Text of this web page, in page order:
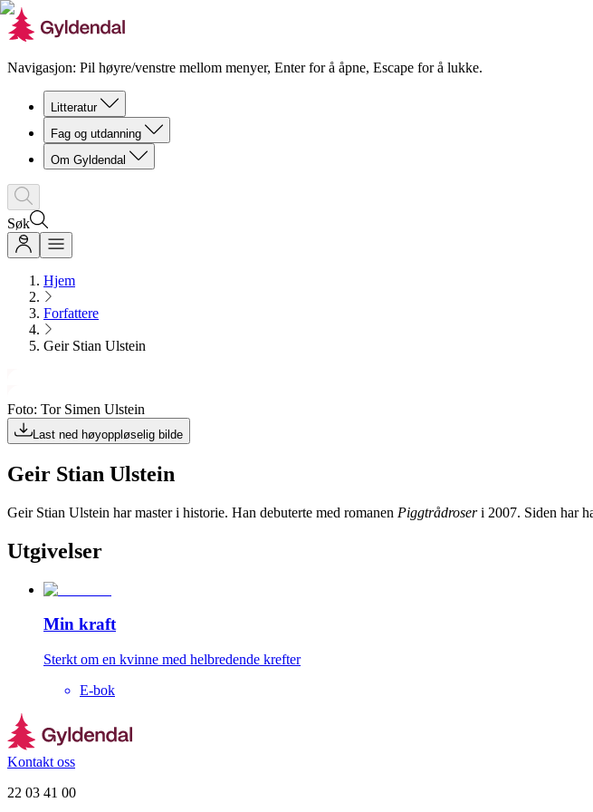
Navigasjon: Pil høyre/venstre mellom menyer, Enter for å åpne, Escape for å lukke.
Litteratur
Fag og utdanning
Om Gyldendal
Søk
Hjem
Forfattere
Geir Stian Ulstein
Foto: Tor Simen Ulstein
Last ned høyoppløselig bilde
Geir Stian Ulstein
Geir Stian Ulstein har master i historie. Han debuterte med romanen Piggtrådroseri 2007. Siden har
Utgivelser
Min kraft
Sterkt om en kvinne med helbredende krefter
E-bok
Kontakt oss
22 03 41 00